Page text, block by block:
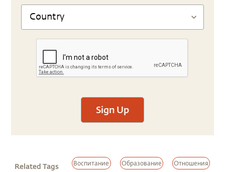
Sign Up
Related Tags Воспитание Образование Отношения